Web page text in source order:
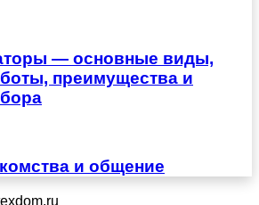
— основные виды,
преимущества и
и общение